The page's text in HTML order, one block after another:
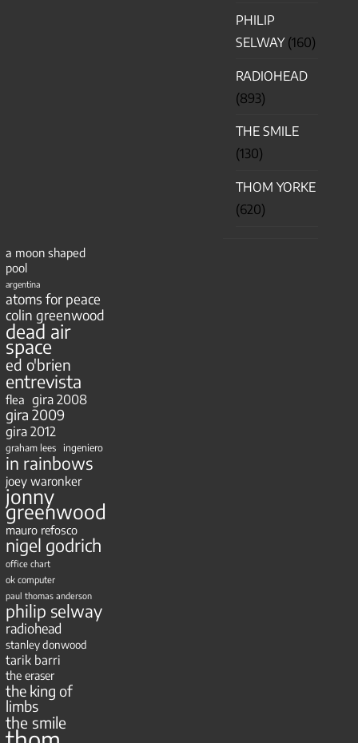
PHILIP
SELWAY(160)
RADIOHEAD
(893)
THE SMILE
(130)
THOM YORKE
(620)
a moon shaped
pool
argentina
atoms for peace
colin greenwood
dead air
space
ed o'brien
entrevista
flea gira 2008
gira 2009
gira 2012
graham lees ingeniero
in rainbows
joey waronker
jonny
greenwood
mauro refosco
nigel godrich
office chart
ok computer
paul thomas anderson
philip selway
radiohead
stanley donwood
tarik barri
the eraser
the king of
limbs
the smile